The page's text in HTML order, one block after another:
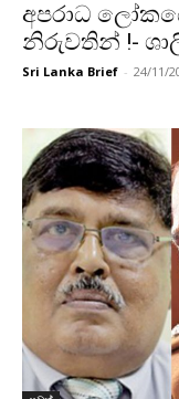
අපරාධ
නිරුවතින් !-
Sri Lanka Brief - 24/11/